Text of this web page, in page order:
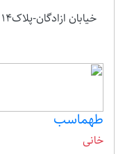
خیابان ازادگان-پلاک14
طهماسب
خانی